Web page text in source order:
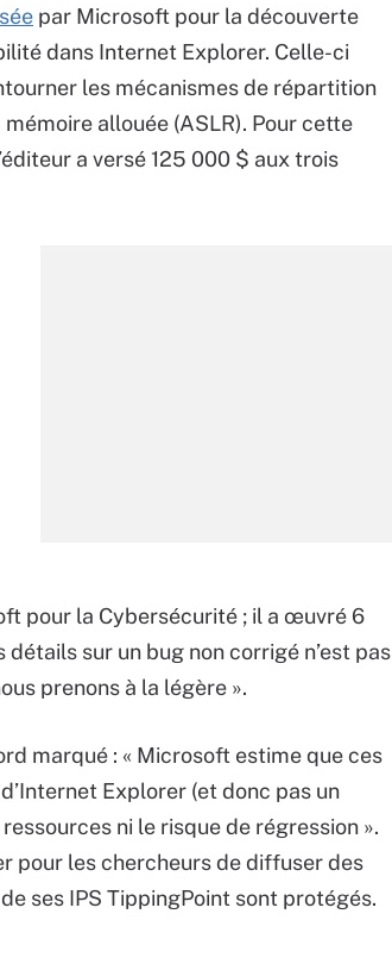
par Microsoft pour la découverte
dans Internet Explorer. Celle-ci
les mécanismes de répartition
allouée (ASLR). Pour cette
a versé 125 000 $ aux trois
pour la Cybersécurité ; il a œuvré 6
détails sur un bug non corrigé n’est pas
prenons à la légère ».
marqué : « Microsoft estime que ces
Explorer (et donc pas un
ni le risque de régression ».
pour les chercheurs de diffuser des
ses IPS TippingPoint sont protégés.